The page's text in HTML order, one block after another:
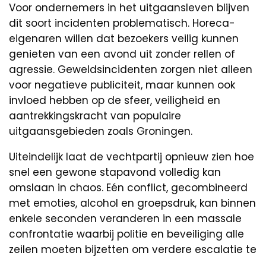
Voor ondernemers in het uitgaansleven blijven
dit soort incidenten problematisch. Horeca-
eigenaren willen dat bezoekers veilig kunnen
genieten van een avond uit zonder rellen of
agressie. Geweldsincidenten zorgen niet alleen
voor negatieve publiciteit, maar kunnen ook
invloed hebben op de sfeer, veiligheid en
aantrekkingskracht van populaire
uitgaansgebieden zoals Groningen.
Uiteindelijk laat de vechtpartij opnieuw zien hoe
snel een gewone stapavond volledig kan
omslaan in chaos. Eén conflict, gecombineerd
met emoties, alcohol en groepsdruk, kan binnen
enkele seconden veranderen in een massale
confrontatie waarbij politie en beveiliging alle
zeilen moeten bijzetten om verdere escalatie te